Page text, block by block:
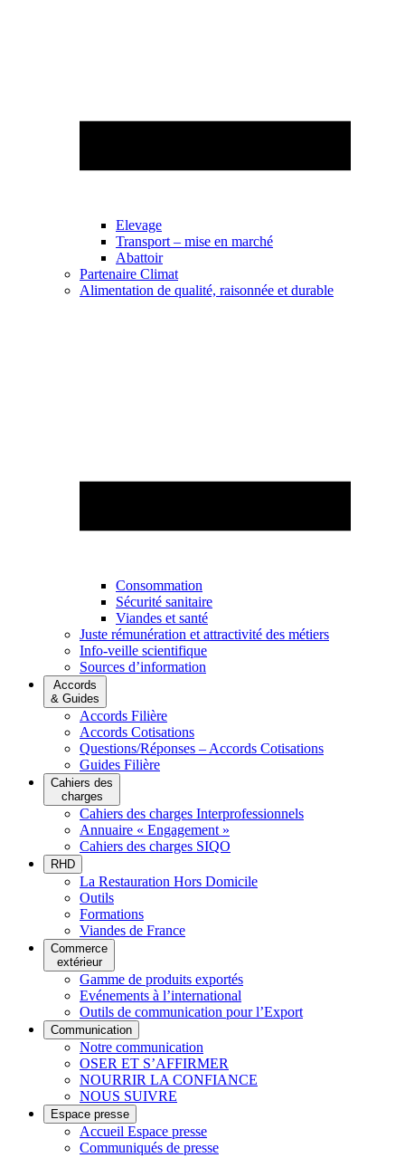
Elevage
Transport – mise en marché
Abattoir
Partenaire Climat
Alimentation de qualité, raisonnée et durable
Consommation
Sécurité sanitaire
Viandes et santé
Juste rémunération et attractivité des métiers
Info-veille scientifique
Sources d’information
Accords
& Guides
Accords Filière
Accords Cotisations
Questions/Réponses – Accords Cotisations
Guides Filière
Cahiers des
charges
Cahiers des charges Interprofessionnels
Annuaire « Engagement »
Cahiers des charges SIQO
RHD
La Restauration Hors Domicile
Outils
Formations
Viandes de France
Commerce
extérieur
Gamme de produits exportés
Evénements à l’international
Outils de communication pour l’Export
Communication
Notre communication
OSER ET S’AFFIRMER
NOURRIR LA CONFIANCE
NOUS SUIVRE
Espace presse
Accueil Espace presse
Communiqués de presse